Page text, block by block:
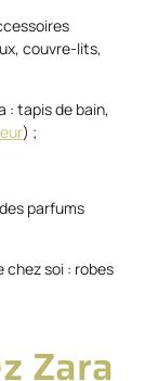
couvre-lits,
: tapis de bain,
) ;
parfums
chez soi : robes
Zara